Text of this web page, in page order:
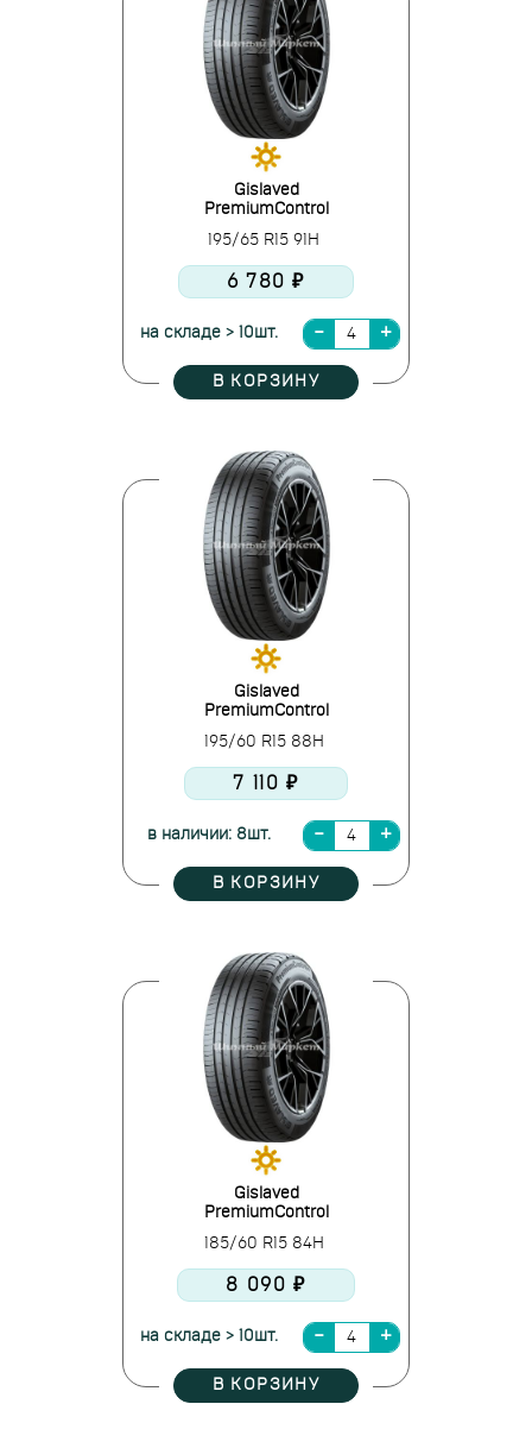
Gislaved
PremiumControl
195/65 R15 91H
6 780 ₽
на складе > 10шт.
В КОРЗИНУ
Gislaved
PremiumControl
195/60 R15 88H
7 110 ₽
в наличии: 8шт.
В КОРЗИНУ
Gislaved
PremiumControl
185/60 R15 84H
8 090 ₽
на складе > 10шт.
В КОРЗИНУ